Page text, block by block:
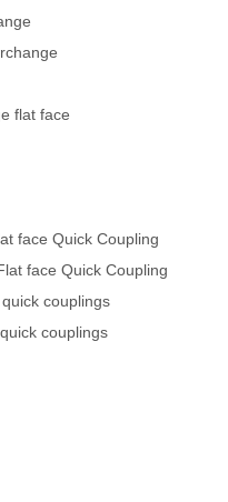
flat face
face Quick Coupling
face Quick Coupling
couplings
couplings